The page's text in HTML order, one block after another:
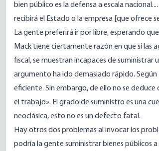
bien público es la defensa a escala
recibirá el Estado o la empresa [que ofrece
La gente preferirá ir por libre, esperando
Mack tiene ciertamente razón en que si las
fiscal, se muestran incapaces de suministrar
argumento ha ido demasiado rápido. Según
eficiente. Sin embargo, de ello no se
el trabajo». El grado de suministro es una
neoclásica, esto no es un defecto fatal.
Hay otros dos problemas al invocar los
podría la gente suministrar bienes públicos